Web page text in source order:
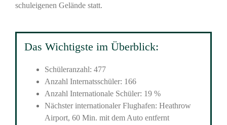
schuleigenen Gelände statt.
Das Wichtigste im Überblick:
Schüleranzahl: 477
Anzahl Internatsschüler: 166
Anzahl Internationale Schüler: 19 %
Nächster internationaler Flughafen: Heathrow
Airport, 60 Min. mit dem Auto entfernt